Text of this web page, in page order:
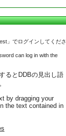
」でログインしてくださ
can log in with the
るとDDBの見出し語
by dragging your
the text contained in